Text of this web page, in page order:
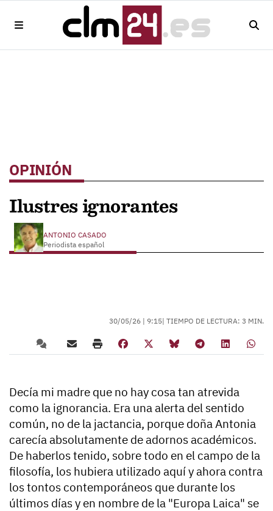
OPINIÓN
Ilustres ignorantes
ANTONIO CASADO
Periodista español
30/05/26 | 9:15| TIEMPO DE LECTURA: 3 MIN.
Decía mi madre que no hay cosa tan atrevida
como la ignorancia. Era una alerta del sentido
común, no de la jactancia, porque doña Antonia
carecía absolutamente de adornos académicos.
De haberlos tenido, sobre todo en el campo de la
filosofía, los hubiera utilizado aquí y ahora contra
los tontos contemporáneos que durante los
últimos días y en nombre de la "Europa Laica" se